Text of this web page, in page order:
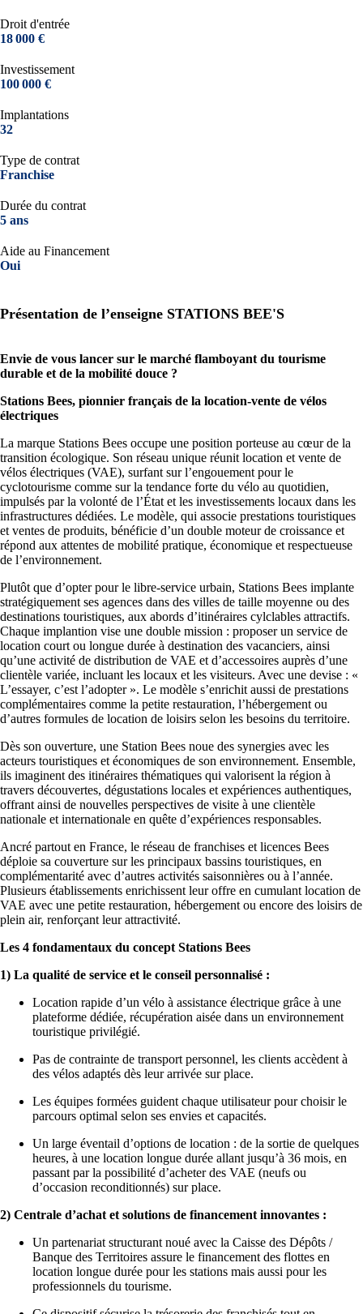
Droit d'entrée
18 000 €
Investissement
100 000 €
Implantations
32
Type de contrat
Franchise
Durée du contrat
5 ans
Aide au Financement
Oui
Présentation de l’enseigne STATIONS BEE'S
Envie de vous lancer sur le marché flamboyant du tourisme
durable et de la mobilité douce ?
Stations Bees, pionnier français de la location-vente de vélos
électriques
La marque Stations Bees occupe une position porteuse au cœur de la
transition écologique. Son réseau unique réunit location et vente de
vélos électriques (VAE), surfant sur l’engouement pour le
cyclotourisme comme sur la tendance forte du vélo au quotidien,
impulsés par la volonté de l’État et les investissements locaux dans les
infrastructures dédiées. Le modèle, qui associe prestations touristiques
et ventes de produits, bénéficie d’un double moteur de croissance et
répond aux attentes de mobilité pratique, économique et respectueuse
de l’environnement.
Plutôt que d’opter pour le libre-service urbain, Stations Bees implante
stratégiquement ses agences dans des villes de taille moyenne ou des
destinations touristiques, aux abords d’itinéraires cylclables attractifs.
Chaque implantion vise une double mission : proposer un service de
location court ou longue durée à destination des vacanciers, ainsi
qu’une activité de distribution de VAE et d’accessoires auprès d’une
clientèle variée, incluant les locaux et les visiteurs. Avec une devise : «
L’essayer, c’est l’adopter ». Le modèle s’enrichit aussi de prestations
complémentaires comme la petite restauration, l’hébergement ou
d’autres formules de location de loisirs selon les besoins du territoire.
Dès son ouverture, une Station Bees noue des synergies avec les
acteurs touristiques et économiques de son environnement. Ensemble,
ils imaginent des itinéraires thématiques qui valorisent la région à
travers découvertes, dégustations locales et expériences authentiques,
offrant ainsi de nouvelles perspectives de visite à une clientèle
nationale et internationale en quête d’expériences responsables.
Ancré partout en France, le réseau de franchises et licences Bees
déploie sa couverture sur les principaux bassins touristiques, en
complémentarité avec d’autres activités saisonnières ou à l’année.
Plusieurs établissements enrichissent leur offre en cumulant location de
VAE avec une petite restauration, hébergement ou encore des loisirs de
plein air, renforçant leur attractivité.
Les 4 fondamentaux du concept Stations Bees
1) La qualité de service et le conseil personnalisé :
Location rapide d’un vélo à assistance électrique grâce à une
plateforme dédiée, récupération aisée dans un environnement
touristique privilégié.
Pas de contrainte de transport personnel, les clients accèdent à
des vélos adaptés dès leur arrivée sur place.
Les équipes formées guident chaque utilisateur pour choisir le
parcours optimal selon ses envies et capacités.
Un large éventail d’options de location : de la sortie de quelques
heures, à une location longue durée allant jusqu’à 36 mois, en
passant par la possibilité d’acheter des VAE (neufs ou
d’occasion reconditionnés) sur place.
2) Centrale d’achat et solutions de financement innovantes :
Un partenariat structurant noué avec la Caisse des Dépôts /
Banque des Territoires assure le financement des flottes en
location longue durée pour les stations mais aussi pour les
professionnels du tourisme.